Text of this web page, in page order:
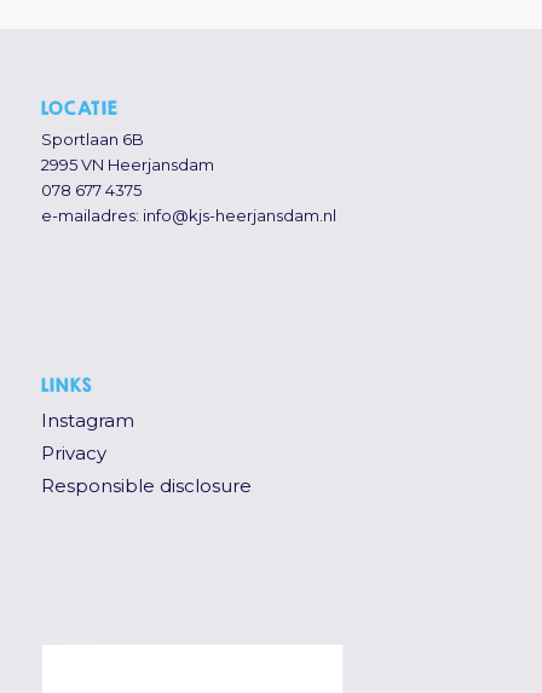
LOCATIE
Sportlaan 6B
2995 VN Heerjansdam
078 677 4375
e-mailadres: info@kjs-heerjansdam.nl
LINKS
Instagram
Privacy
Responsible disclosure